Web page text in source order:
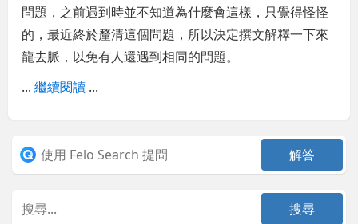
問題，之前遇到時並不知道為什麼會這樣，只覺得怪怪
的，最近終於釐清這個問題，所以決定撰文解釋一下來
龍去脈，以免有人還遇到相同的問題。
...繼續閱讀 ...